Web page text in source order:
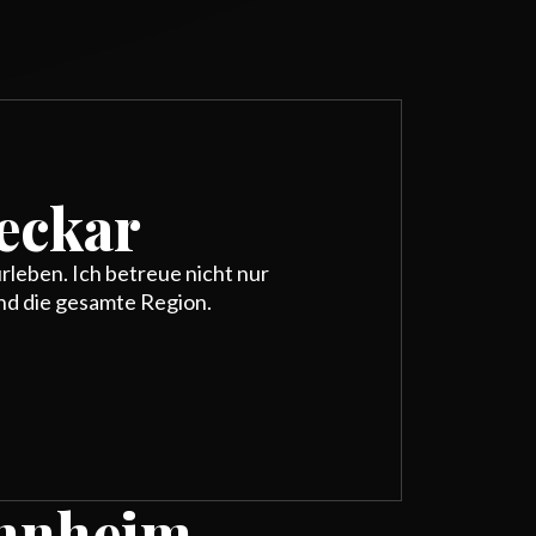
Ich betreue nicht nur
die gesamte Region.